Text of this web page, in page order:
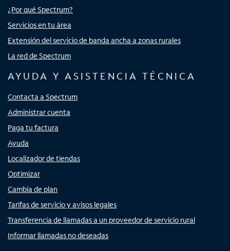
¿Por qué Spectrum?
Servicios en tu área
Extensión del servicio de banda ancha a zonas rurales
La red de Spectrum
AYUDA Y ASISTENCIA TÉCNICA
Contacta a Spectrum
Administrar cuenta
Paga tu factura
Ayuda
Localizador de tiendas
Optimizar
Cambia de plan
Tarifas de servicio y avisos legales
Transferencia de llamadas a un proveedor de servicio rural
Informar llamadas no deseadas